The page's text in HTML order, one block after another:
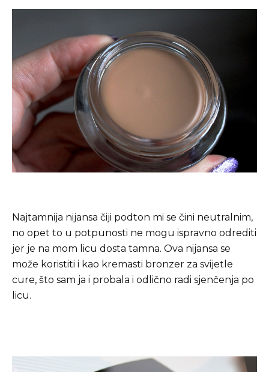
Najtamnija nijansa čiji podton mi se čini neutralnim,
no opet to u potpunosti ne mogu ispravno odrediti
jer je na mom licu dosta tamna. Ova nijansa se
može koristiti i kao kremasti bronzer za svijetle
cure, što sam ja i probala i odlično radi sjenčenja po
licu.